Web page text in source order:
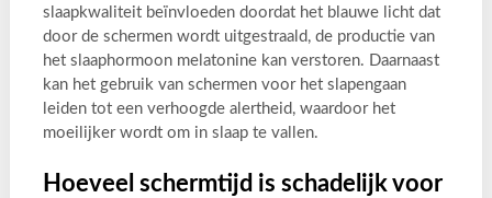
slaapkwaliteit beïnvloeden doordat het blauwe licht dat
door de schermen wordt uitgestraald, de productie van
het slaaphormoon melatonine kan verstoren. Daarnaast
kan het gebruik van schermen voor het slapengaan
leiden tot een verhoogde alertheid, waardoor het
moeilijker wordt om in slaap te vallen.
Hoeveel schermtijd is schadelijk voor